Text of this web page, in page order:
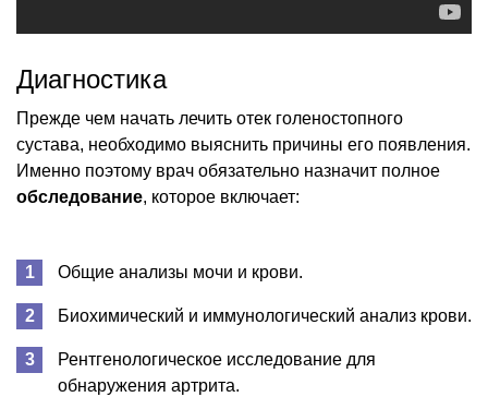
Диагностика
Прежде чем начать лечить отек голеностопного
сустава, необходимо выяснить причины его появления.
Именно поэтому врач обязательно назначит полное
обследование, которое включает:
Общие анализы мочи и крови.
Биохимический и иммунологический анализ крови.
Рентгенологическое исследование для
обнаружения артрита.